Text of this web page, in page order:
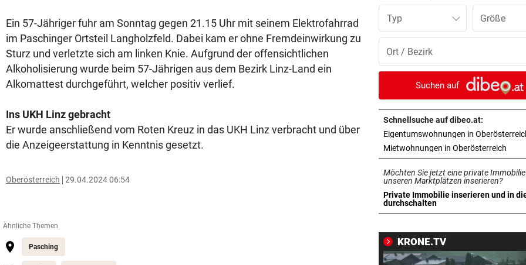
Ein 57-Jähriger fuhr am Sonntag gegen 21.15 Uhr mit seinem Elektrofahrrad
im Paschinger Ortsteil Langholzfeld. Dabei kam er ohne Fremdeinwirkung zu
Sturz und verletzte sich am linken Knie. Aufgrund der offensichtlichen
Alkoholisierung wurde beim 57-Jährigen aus dem Bezirk Linz-Land ein
Alkomattest durchgeführt, welcher positiv verlief.
Ins UKH Linz gebracht
Er wurde anschließend vom Roten Kreuz in das UKH Linz verbracht und über
die Anzeigeerstattung in Kenntnis gesetzt.
Oberösterreich 29.04.2024 06:54
Ähnliche Themen
Pasching
Wegen Feuer in Sauna
Haus eingeäschert
vor
Bilder an Teenager
DRAMATISCHE RETTUNG vor
„In der Wohnung war es
und stockfinster“
IM WAGEN EINGEKLEMMT vor 16
Autolenker (81) starb nach
Kollision mit Linienbus
STRASSENUMFRAGE
heiße Temperaturen
ORTSCHEF SPRICHT vor 18
Typ
Suchen auf
Schnellsuche auf dibeo.at:
Eigentumswohnungen in
Mietwohnungen in Oberösterreich
Möchten Sie jetzt eine private
unseren Marktplätzen inserieren?
Private Immobilie inserieren und in
durchschalten
in neuem Tab öffnen
KRONE.TV